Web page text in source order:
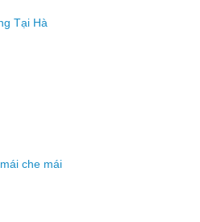
Tại Hà
che mái